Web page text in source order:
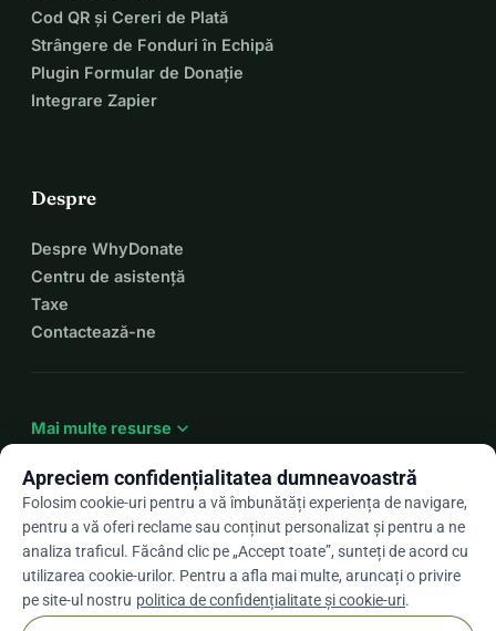
Cod QR și Cereri de Plată
Strângere de Fonduri în Echipă
Plugin Formular de Donație
Integrare Zapier
Despre
Despre WhyDonate
Centru de asistență
Taxe
Contactează-ne
Mai multe resurse expand_more
Roarrow_drop_down
★★★★★4,9 / 5 pe baza a peste 500 de recenzii
Apreciem confidențialitatea dumneavoastră
Folosim cookie-uri pentru a vă îmbunătăți experiența de navigare,
pentru a vă oferi reclame sau conținut personalizat și pentru a ne
analiza traficul. Făcând clic pe „Accept toate”, sunteți de acord cu
utilizarea cookie-urilor. Pentru a afla mai multe, aruncați o privire
pe site-ul nostru politica de confidențialitate și cookie-uri.